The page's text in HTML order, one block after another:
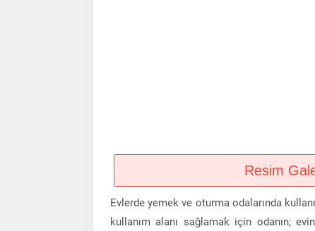
Resim
Evlerde yemek ve oturma odalarında
kullanım alanı sağlamak için odanın;